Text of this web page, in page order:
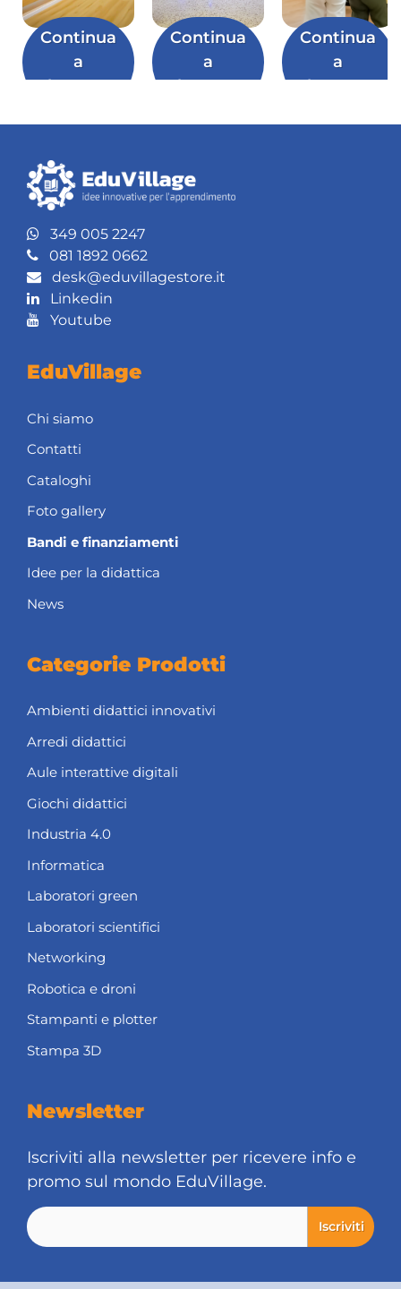
Continua
a
leggere
Continua
a
leggere
Continua
a
leggere
349 005 2247
081 1892 0662
desk@eduvillagestore.it
Linkedin
Youtube
EduVillage
Chi siamo
Contatti
Cataloghi
Foto gallery
Bandi e finanziamenti
Idee per la didattica
News
Categorie Prodotti
Ambienti didattici innovativi
Arredi didattici
Aule interattive digitali
Giochi didattici
Industria 4.0
Informatica
Laboratori green
Laboratori scientifici
Networking
Robotica e droni
Stampanti e plotter
Stampa 3D
Newsletter
Iscriviti alla newsletter per ricevere info e
promo sul mondo EduVillage.